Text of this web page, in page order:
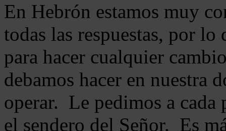
En Hebrón estamos muy
todas las respuestas, por
para hacer cualquier
debamos hacer en nuestra
operar. Le pedimos a cada
el sendero del Señor. Es